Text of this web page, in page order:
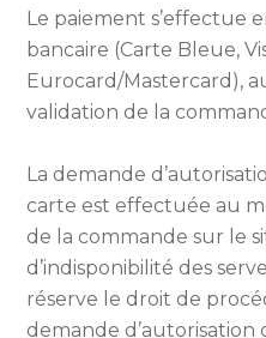
Le paiement s’effectue
bancaire (Carte Bleue,
Eurocard/Mastercard),
validation de la
La demande
carte est effectuée au
de la commande sur le
d’indisponibilité des
réserve le droit de
demande